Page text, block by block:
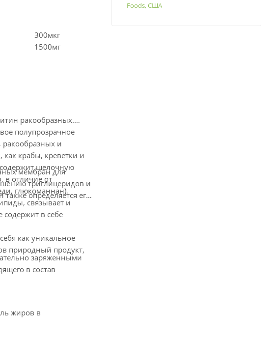
300мкг
1500мг
ракообразных.
полупрозрачное
ракообразных и
как крабы, креветки и
щелочную
в отличие от
глюкоманнан),
связывает и
в себе
как уникальное
природный продукт,
мембран для
триглицеридов и
определяется его
заряженными
в состав
жиров в
Foods, США